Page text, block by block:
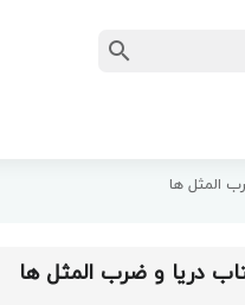
ها
دریا و ضرب المثل ها